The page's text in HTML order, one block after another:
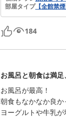
部屋タイプ【全館禁
184
お風呂と朝食は満
お風呂が最高！
朝食もなかなか良か
ヨーグルトや牛乳